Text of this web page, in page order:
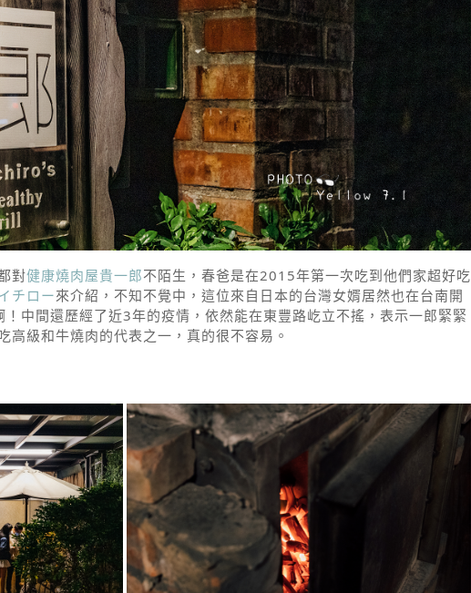
對健康燒肉屋貴一郎不陌生，春爸是在2015年第一次吃到他們家超好吃
チロー來介紹，不知不覺中，這位來自日本的台灣女婿居然也在台南開
中間還歷經了近3年的疫情，依然能在東豐路屹立不搖，表示一郎緊緊
高級和牛燒肉的代表之一，真的很不容易。